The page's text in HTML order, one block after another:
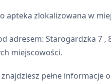
apteka zlokalizowana w
adresem: Starogardzka 7
miejscowości.
pełne